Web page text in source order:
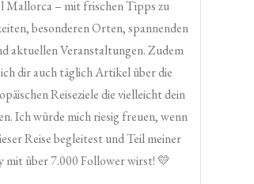
Mallorca – mit frischen Tipps zu
besonderen Orten, spannenden
aktuellen Veranstaltungen. Zudem
dir auch täglich Artikel über die
Reiseziele die vielleicht dein
Ich würde mich riesig freuen, wenn
Reise begleitest und Teil meiner
mit über 7.000 Follower wirst! 💛